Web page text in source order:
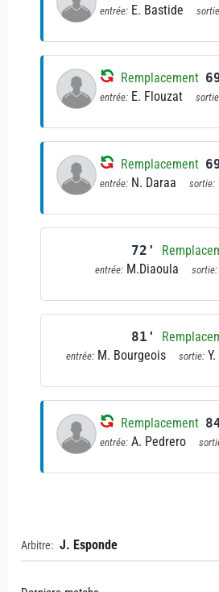
entrée: E. Bastide
Remplacement
entrée: E. Flouzat
Remplacement
entrée: N. Daraa sortie:
72'
entrée: M.Diaoula sortie:
81'
entrée: M. Bourgeois sortie:
Remplacement
entrée: A. Pedrero
Arbitre: J. Esponde